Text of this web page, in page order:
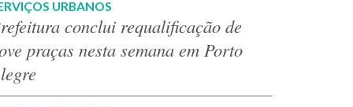
URBANOS
conclui requalificação de
praças nesta semana em Porto